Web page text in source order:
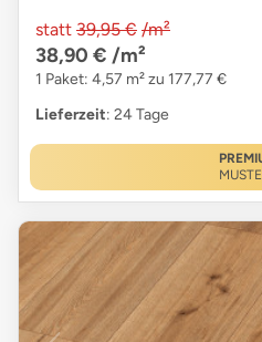
statt 39,95 € /m²
38,90 € /m²
1 Paket: 4,57 m² zu 177,77 €
Lieferzeit: 24 Tage